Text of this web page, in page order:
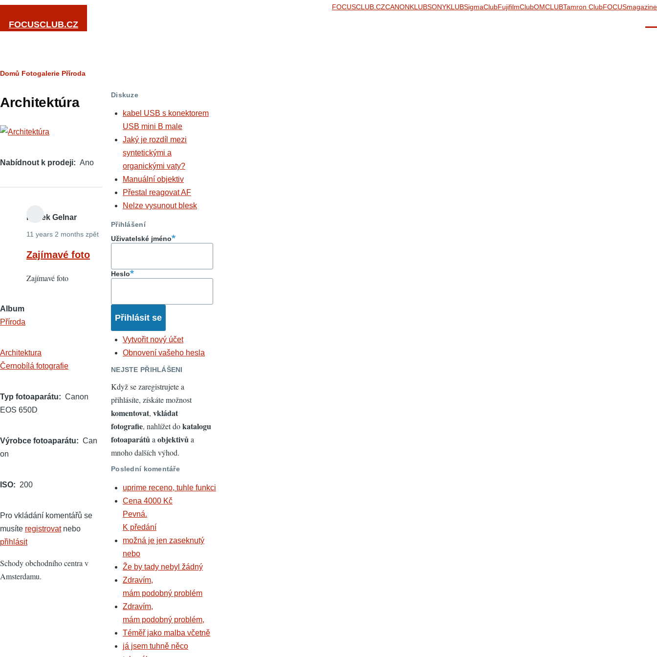
Přejít k hlavnímu obsahu
FOCUSCLUB.CZ
FOCUSCLUB.CZCANONKLUBSONYKLUBSigmaClubFujifilmClubOMCLUBTamron ClubFOCUSmagazine
Drobečková
Domů Fotogalerie Příroda
Architektúra
Nabídnout k prodeji Ano
Radek Gelnar
11 years 2 months zpět
Zajímavé foto
Zajímavé foto
Album
Příroda
Architektura
Černobílá fotografie
Typ fotoaparátu
Canon
EOS 650D
Výrobce fotoaparátu
Can
on
ISO 200
Pro vkládání komentářů se
musíte registrovatnebo
přihlásit
Schody obchodního centra v
Amsterdamu.
Diskuze
kabel USB s konektorem
USB mini B male
Jaký je rozdíl mezi
syntetickými a
organickými vaty?
Manuální objektiv
Přestal reagovat AF
Nelze vysunout blesk
Přihlášení
Uživatelské jméno
Heslo
Vytvořit nový účet
Obnovení vašeho hesla
NEJSTE PŘIHLÁŠENI
Když se zaregistrujete a
přihlásíte, získáte možnost
komentovat, vkládat
fotografie, nahlížet dokatalogu
fotoaparátůa objektivůa
mnoho dalších výhod.
Poslední komentáře
uprime receno, tuhle funkci
Cena 4000 Kč
Pevná.
K předání
možná je jen zaseknutý
nebo
Že by tady nebyl žádný
Zdravím,
mám podobný problém
Zdravím,
mám podobný problém,
Téměř jako malba včetně
já jsem tuhně něco